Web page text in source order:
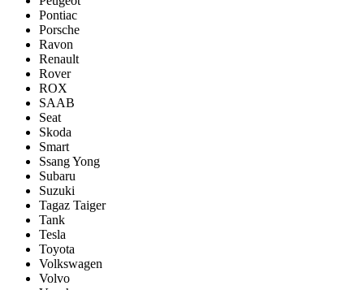
Pontiac
Porsсhe
Ravon
Renault
Rover
ROX
SAAB
Seat
Skoda
Smart
Ssang Yong
Subaru
Suzuki
Tagaz Taiger
Tank
Tesla
Toyota
Volkswagen
Volvo